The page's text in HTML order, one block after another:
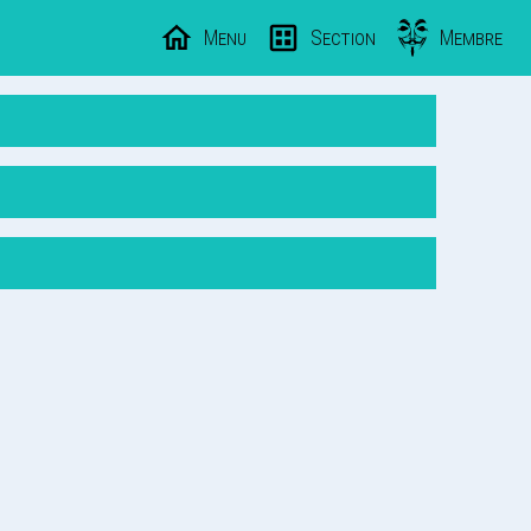
Menu Section Membre